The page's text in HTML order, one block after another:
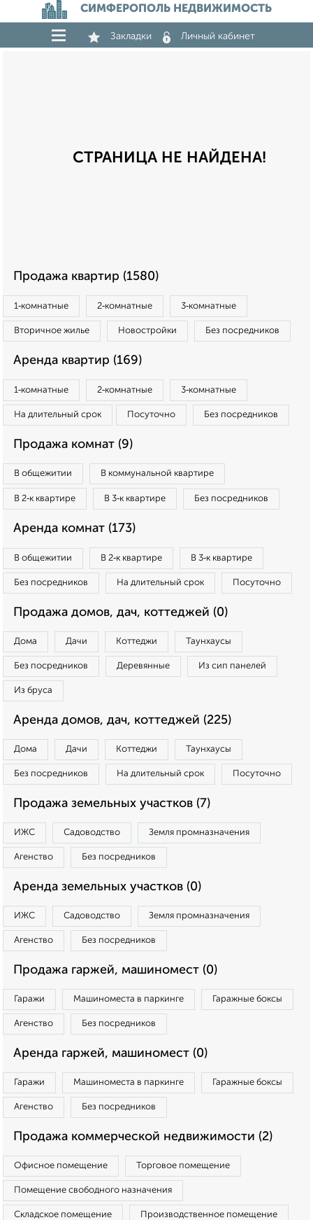
СИМФЕРОПОЛЬ НЕДВИЖИМОСТЬ
Закладки Личный кабинет
СТРАНИЦА НЕ НАЙДЕНА!
Продажа квартир (1580)
1‑комнатные 2‑комнатные 3‑комнатные
Вторичное жилье Новостройки Без посредников
Аренда квартир (169)
1‑комнатные 2‑комнатные 3‑комнатные
На длительный срок Посуточно Без посредников
Продажа комнат (9)
В общежитии В коммунальной квартире
В 2‑к квартире В 3‑к квартире Без посредников
Аренда комнат (173)
В общежитии В 2‑к квартире В 3‑к квартире
Без посредников На длительный срок Посуточно
Продажа домов, дач, коттеджей (0)
Дома Дачи Коттеджи Таунхаусы
Без посредников Деревянные Из сип панелей
Из бруса
Аренда домов, дач, коттеджей (225)
Дома Дачи Коттеджи Таунхаусы
Без посредников На длительный срок Посуточно
Продажа земельных участков (7)
ИЖС Садоводство Земля промназначения
Агенство Без посредников
Аренда земельных участков (0)
ИЖС Садоводство Земля промназначения
Агенство Без посредников
Продажа гаржей, машиномест (0)
Гаражи Машиноместа в паркинге Гаражные боксы
Агенство Без посредников
Аренда гаржей, машиномест (0)
Гаражи Машиноместа в паркинге Гаражные боксы
Агенство Без посредников
Продажа коммерческой недвижимости (2)
Офисное помещение Торговое помещение
Помещение свободного назначения
Складское помещение Производственное помещение